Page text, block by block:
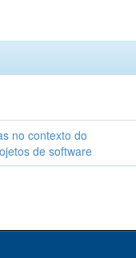
no contexto do
de software